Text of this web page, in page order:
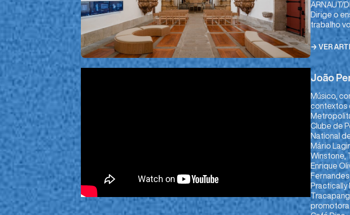
ARNAUT/
Dirige o
trabalho
→ VER
João
Músico,
contextos
Clube de
National
Mário
Winstone,
Enrique
Practically
promotora